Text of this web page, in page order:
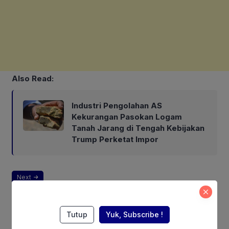
Also Read:
Industri Pengolahan AS
Kekurangan Pasokan Logam
Tanah Jarang di Tengah Kebijakan
Trump Perketat Impor
Next
2
Tutup Yuk, Subscribe !